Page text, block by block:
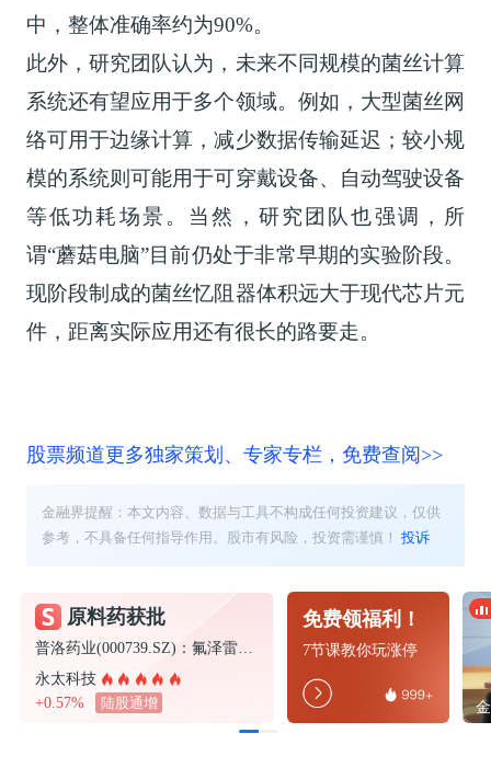
中，整体准确率约为90%。
此外，研究团队认为，未来不同规模的菌丝计算
系统还有望应用于多个领域。例如，大型菌丝网
络可用于边缘计算，减少数据传输延迟；较小规
模的系统则可能用于可穿戴设备、自动驾驶设备
等低功耗场景。当然，研究团队也强调，所
谓“蘑菇电脑”目前仍处于非常早期的实验阶段。
现阶段制成的菌丝忆阻器体积远大于现代芯片元
件，距离实际应用还有很长的路要走。
股票频道更多独家策划、专家专栏，免费查阅>>
金融界提醒：本文内容、数据与工具不构成任何投资建议，仅供
参考，不具备任何指导作用。股市有风险，投资需谨慎！投诉
原料药获批
永太科技
+0.57%
陆股通增
免费领福利！
7节课教你玩涨停
打开金融界，7X24获取更